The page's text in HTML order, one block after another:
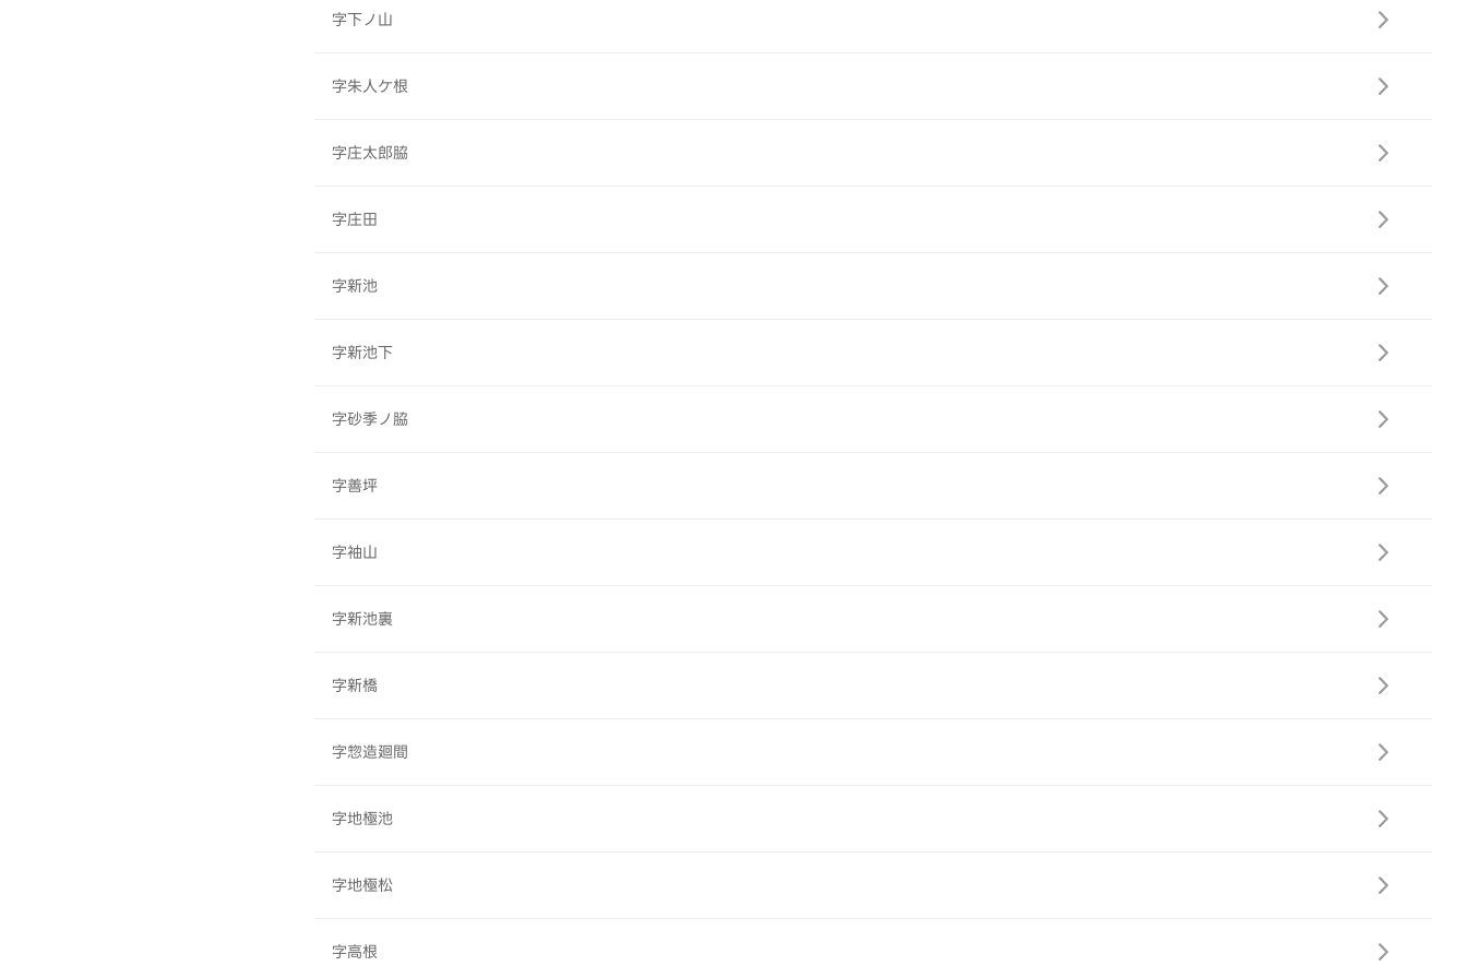
字下ノ山
字朱人ケ根
字庄太郎脇
字庄田
字新池
字新池下
字砂季ノ脇
字善坪
字袖山
字新池裏
字新橋
字惣造廻間
字地極池
字地極松
字高根